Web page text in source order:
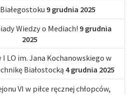
9 grudnia 2025
Wiedzy o Mediach! 9 grudnia
2025
I LO im. Jana Kochanowskiego w
Białostocką 4 grudnia 2025
VI w piłce ręcznej chłopców,